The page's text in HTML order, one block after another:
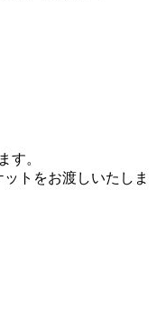
す。
トをお渡しいたしま